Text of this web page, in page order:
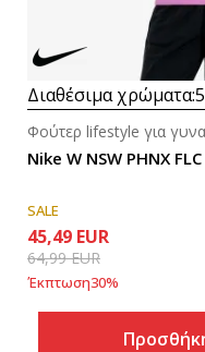
Διαθέσιμα χρώματα:5
Nike W NSW PHNX
Φούτερ lifestyle για
SALE
45,49 EUR
64,99EUR
Έκπτωση30%